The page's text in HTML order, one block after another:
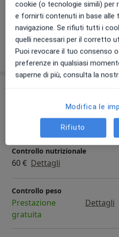
Visualizza galleria (4)
Mostra
Analisi bioimpedenziometrica
Dettagli
Controllo nutrizionale
60 € Dettagli
Controllo peso
Prestazione
gratuita
Dettagli
cookie (o tecnologie simili) per
e fornirti contenuti in base alle
navigazione. Se rifiuti tutti i
quelli necessari per il corretto
Puoi revocare il tuo consenso
preferenze in qualsiasi
saperne di più, consulta la
Modifica le
Rifiuto